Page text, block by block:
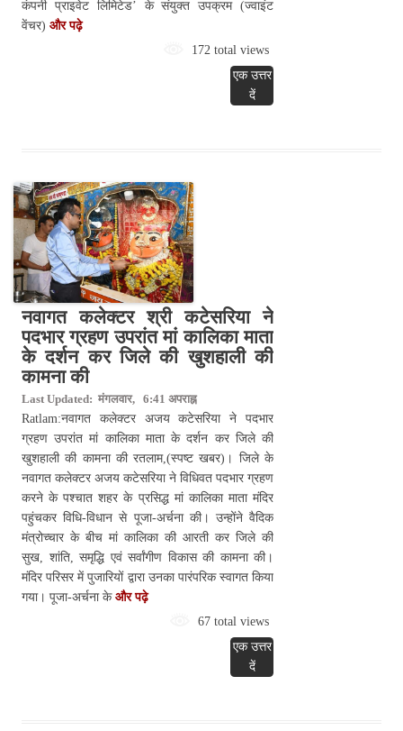
कंपनी प्राइवेट लिमिटेड’ के संयुक्त उपक्रम (ज्वाइंट
वेंचर) और पढ़े
172 total views
एक उत्तर
दें
नवागत कलेक्टर श्री कटेसरिया ने
पदभार ग्रहण उपरांत मां कालिका माता
के दर्शन कर जिले की खुशहाली की
कामना की
Last Updated: मंगलवार, 6:41 अपराह्न
Ratlam:नवागत कलेक्टर अजय कटेसरिया ने पदभार
ग्रहण उपरांत मां कालिका माता के दर्शन कर जिले की
खुशहाली की कामना की रतलाम,(स्पष्ट खबर)। जिले के
नवागत कलेक्टर अजय कटेसरिया ने विधिवत पदभार ग्रहण
करने के पश्चात शहर के प्रसिद्ध मां कालिका माता मंदिर
पहुंचकर विधि-विधान से पूजा-अर्चना की। उन्होंने वैदिक
मंत्रोच्चार के बीच मां कालिका की आरती कर जिले की
सुख, शांति, समृद्धि एवं सर्वांगीण विकास की कामना की।
मंदिर परिसर में पुजारियों द्वारा उनका पारंपरिक स्वागत किया
गया। पूजा-अर्चना के और पढ़े
67 total views
एक उत्तर
दें